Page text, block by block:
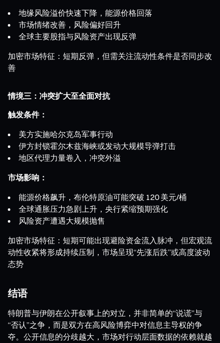
地缘风险溢价快速下降，能源价格回落
市场情绪改善，风险偏好回升
全球主要股指与风险资产出现反弹
加密市场特征：短期反弹，但需关注流动性条件是否同步改
善
情境三：冲突扩大至全面对抗
触发条件：
美方实施哈尔克岛军事行动
伊方封锁霍尔木兹海峡或发动大规模导弹打击
地区代理力量卷入，冲突外溢
市场影响：
能源价格飙升，布伦特原油可能突破 120 美元/桶
全球通胀压力急剧上升，央行紧缩预期强化
风险资产遭遇大规模抛售
加密市场特征：短期可能出现避险资金流入脉冲，但宏观流
动性收紧将形成持续压制，市场呈现“先涨后跌”或高度波动
态势
结语
特朗普与伊朗在公开叙事上的对立，并非简单的“说谎”与
“否认”之争，而是双方在高风险博弈中对信息主导权的争
夺。公开信息的分歧越大，市场对行动层面数据的依赖就越